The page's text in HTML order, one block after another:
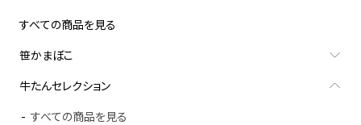
すべての商品を見る
笹かまぼこ
牛たんセレクション
すべての商品を見る